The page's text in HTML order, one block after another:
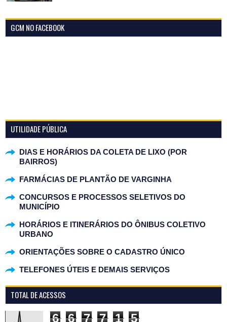
GCM NO FACEBOOK
UTILIDADE PÚBLICA
DIAS E HORÁRIOS DA COLETA DE LIXO (POR
BAIRROS)
FARMÁCIAS DE PLANTÃO DE VARGINHA
CONCURSOS E PROCESSOS SELETIVOS DO
MUNICÍPIO
HORÁRIOS E ITINERÁRIOS DO ÔNIBUS COLETIVO
URBANO
ORIENTAÇÕES SOBRE O CADASTRO ÚNICO
TELEFONES ÚTEIS E DEMAIS SERVIÇOS
TOTAL DE ACESSOS
6 6 7 7 1 5